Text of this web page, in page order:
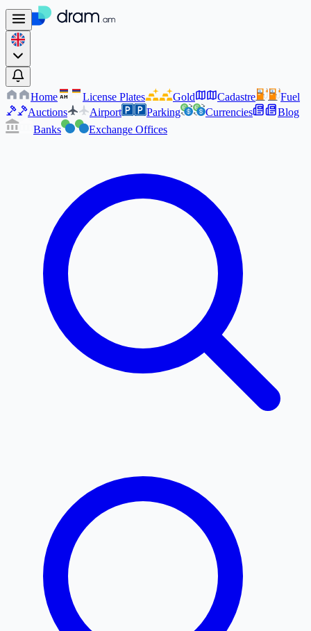
Home AM License Plates Gold Cadastre
Fuel
Auctions
Airport Parking Currencies
Blog
Banks
Exchange Offices